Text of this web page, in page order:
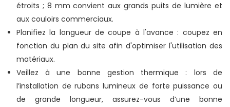
étroits ; 8 mm convient aux grands puits de lumière et
aux couloirs commerciaux.
Planifiez la longueur de coupe à l'avance : coupez en
fonction du plan du site afin d'optimiser l'utilisation des
matériaux.
Veillez à une bonne gestion thermique : lors de
l’installation de rubans lumineux de forte puissance ou
de grande longueur, assurez-vous d’une bonne